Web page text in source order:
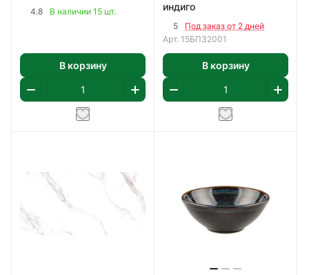
4.8 В наличии 15 шт.
В корзину
индиго
5
Под заказ от 2 дней
Арт. 15БП32001
В корзину